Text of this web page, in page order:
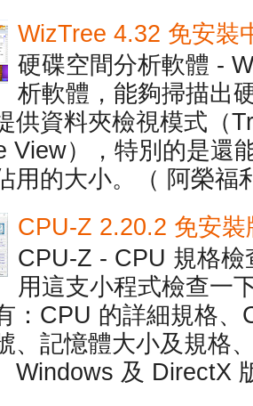
WizTree 4.32 免安裝
硬碟空間分析軟體 -
析軟體，能夠掃描出
供資料夾檢視模式（
View），特別的是還
用的大小。（ 阿榮福
CPU-Z 2.20.2 免安
CPU-Z - CPU 規格
用這支小程式檢查一
：CPU 的詳細規格
、記憶體大小及規格
Windows 及 DirectX